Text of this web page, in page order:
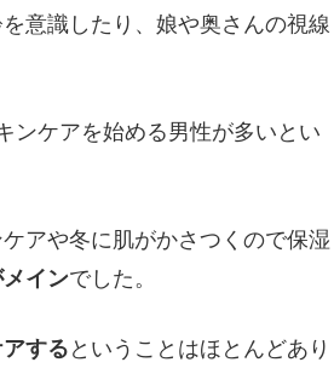
意識したり、娘や奥さんの視線
ンケアを始める男性が多いとい
アや冬に肌がかさつくので保湿
インでした。
する ということはほとんどあり